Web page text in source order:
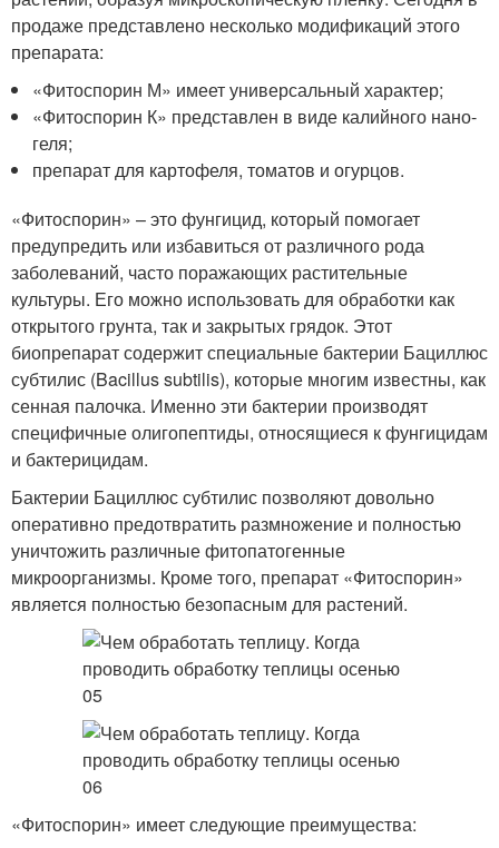
продаже представлено несколько модификаций этого
препарата:
«Фитоспорин М» имеет универсальный характер;
«Фитоспорин К» представлен в виде калийного нано-
геля;
препарат для картофеля, томатов и огурцов.
«Фитоспорин» – это фунгицид, который помогает
предупредить или избавиться от различного рода
заболеваний, часто поражающих растительные
культуры. Его можно использовать для обработки как
открытого грунта, так и закрытых грядок. Этот
биопрепарат содержит специальные бактерии Бациллюс
субтилис (Bacillus subtilis), которые многим известны, как
сенная палочка. Именно эти бактерии производят
специфичные олигопептиды, относящиеся к фунгицидам
и бактерицидам.
Бактерии Бациллюс субтилис позволяют довольно
оперативно предотвратить размножение и полностью
уничтожить различные фитопатогенные
микроорганизмы. Кроме того, препарат «Фитоспорин»
является полностью безопасным для растений.
«Фитоспорин» имеет следующие преимущества: